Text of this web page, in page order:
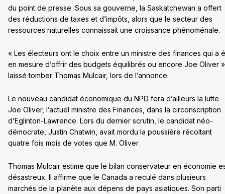
du point de presse. Sous sa gouverne, la Saskatchewan a offert
des réductions de taxes et d’impôts, alors que le secteur des
ressources naturelles connaissait une croissance phénoménale.
« Les électeurs ont le choix entre un ministre des finances qui a
en mesure d’offrir des budgets équilibrés ou encore Joe Oliver
laissé tomber Thomas Mulcair, lors de l’annonce.
Le nouveau candidat économique du NPD fera d’ailleurs la lutte
Joe Oliver, l’actuel ministre des Finances, dans la circonscription
d’Eglinton-Lawrence. Lors du dernier scrutin, le candidat néo-
démocrate, Justin Chatwin, avait mordu la poussière récoltant
quatre fois mois de votes que M. Oliver.
Thomas Mulcair estime que le bilan conservateur en économie
désastreux. Il affirme que le Canada a reculé dans plusieurs
marchés de la planète aux dépens de pays asiatiques. Son parti